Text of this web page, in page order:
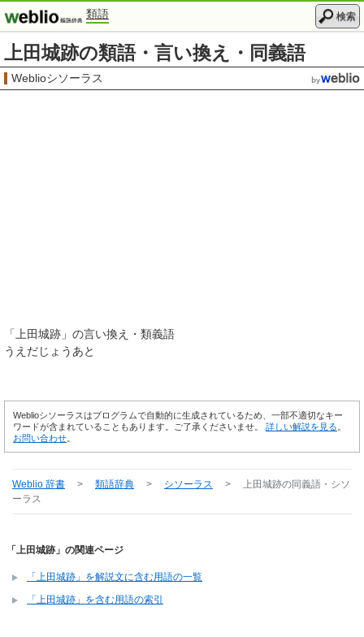
類語 検索
上田城跡の類語・言い換え・同義語
Weblioシソーラス
「 上田城跡 」の言い換え・類義語
うえだじょうあと
Weblioシソーラスはプログラムで自動的に生成されているため、一部不適切なキー
ワードが含まれていることもあります。ご了承くださいませ。 詳しい解説を見る
お問い合わせ
Weblio 辞書 > 類語辞典 > シソーラス > 上田城跡の同義語・シソ
ーラス
「上田城跡」の関連ページ
「上田城跡」を解説文に含む用語の一覧
「上田城跡」を含む用語の索引